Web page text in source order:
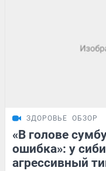
ЗДОРОВЬЕ ОБЗОР
«В голове
ошибка»: у
агрессивный